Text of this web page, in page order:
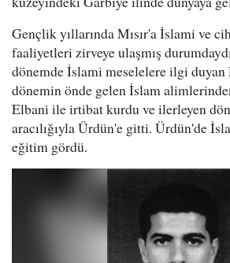
Gençlik yıllarında Mısır'a İslami ve
faaliyetleri zirveye ulaşmış
dönemde İslami meselelere ilgi
dönemin önde gelen İslam
Elbani ile irtibat kurdu ve ilerleyen
aracılığıyla Ürdün'e gitti. Ürdün'de
eğitim gördü.